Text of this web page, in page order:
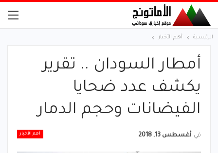
الرئيسية أهم الأخبار
أمطار السودان .. تقرير
يكشف عدد ضحايا
الفيضانات وحجم الدمار
أهم الأخبار في أغسطس 13, 2018